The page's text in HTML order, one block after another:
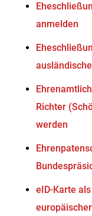
anmelden
Richter
werden
eID-Karte